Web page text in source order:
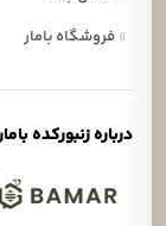
»فروشگاه بامار
درباره زنبورکده بامار